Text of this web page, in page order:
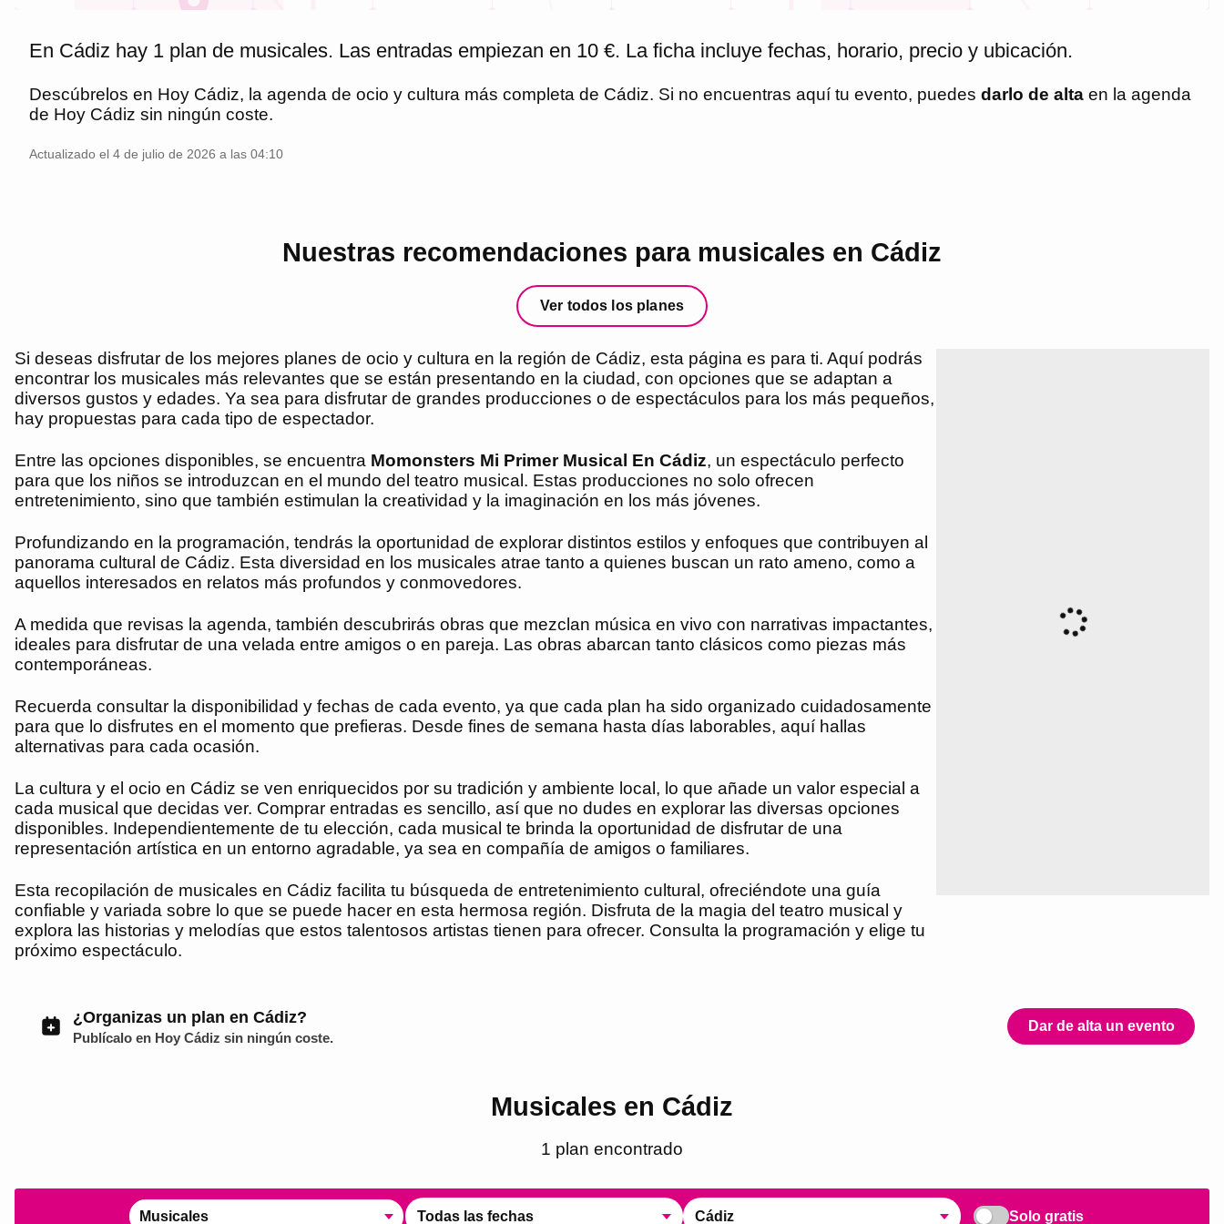
En Cádiz hay 1 plan de musicales. Las entradas empiezan en 10 €. La ficha incluye fechas, horario, precio y ubicación.
Descúbrelos en Hoy Cádiz, la agenda de ocio y cultura más completa de Cádiz. Si no encuentras aquí tu evento, puedes darlo de alta en la agenda
de Hoy Cádiz sin ningún coste.
Actualizado el 4 de julio de 2026 a las 04:10
Nuestras recomendaciones para musicales en Cádiz
Ver todos los planes
Si deseas disfrutar de los mejores planes de ocio y cultura en la región de Cádiz, esta página es para ti. Aquí podrás
encontrar los musicales más relevantes que se están presentando en la ciudad, con opciones que se adaptan a
diversos gustos y edades. Ya sea para disfrutar de grandes producciones o de espectáculos para los más pequeños,
hay propuestas para cada tipo de espectador.
Entre las opciones disponibles, se encuentra Momonsters Mi Primer Musical En Cádiz, un espectáculo perfecto
para que los niños se introduzcan en el mundo del teatro musical. Estas producciones no solo ofrecen
entretenimiento, sino que también estimulan la creatividad y la imaginación en los más jóvenes.
Profundizando en la programación, tendrás la oportunidad de explorar distintos estilos y enfoques que contribuyen al
panorama cultural de Cádiz. Esta diversidad en los musicales atrae tanto a quienes buscan un rato ameno, como a
aquellos interesados en relatos más profundos y conmovedores.
A medida que revisas la agenda, también descubrirás obras que mezclan música en vivo con narrativas impactantes,
ideales para disfrutar de una velada entre amigos o en pareja. Las obras abarcan tanto clásicos como piezas más
contemporáneas.
Recuerda consultar la disponibilidad y fechas de cada evento, ya que cada plan ha sido organizado cuidadosamente
para que lo disfrutes en el momento que prefieras. Desde fines de semana hasta días laborables, aquí hallas
alternativas para cada ocasión.
La cultura y el ocio en Cádiz se ven enriquecidos por su tradición y ambiente local, lo que añade un valor especial a
cada musical que decidas ver. Comprar entradas es sencillo, así que no dudes en explorar las diversas opciones
disponibles. Independientemente de tu elección, cada musical te brinda la oportunidad de disfrutar de una
representación artística en un entorno agradable, ya sea en compañía de amigos o familiares.
Esta recopilación de musicales en Cádiz facilita tu búsqueda de entretenimiento cultural, ofreciéndote una guía
confiable y variada sobre lo que se puede hacer en esta hermosa región. Disfruta de la magia del teatro musical y
explora las historias y melodías que estos talentosos artistas tienen para ofrecer. Consulta la programación y elige tu
próximo espectáculo.
¿Organizas un plan en Cádiz?
Publícalo en Hoy Cádiz sin ningún coste.
Dar de alta un evento
Musicales en Cádiz
1 plan encontrado
Musicales Todas las fechas Cádiz Solo gratis